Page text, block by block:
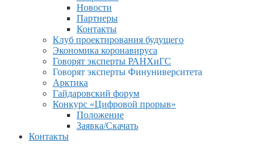
Новости
Партнеры
Контакты
Клуб проектирования будущего
Экономика коронавируса
Говорят эксперты РАНХиГС
Говорят эксперты Финуниверситета
Арктика
Гайдаровский форум
Конкурс «Цифровой прорыв»
Положение
Заявка/Скачать
Контакты